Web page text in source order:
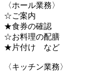
〈ホール業務〉
☆ご案内
★食券の確認
☆お料理の配膳
★片付け など
〈キッチン業務〉